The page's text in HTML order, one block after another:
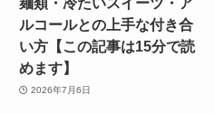
ルコールとの上手な付き合
い方【この記事は15分で読
めます】
2026年7月6日